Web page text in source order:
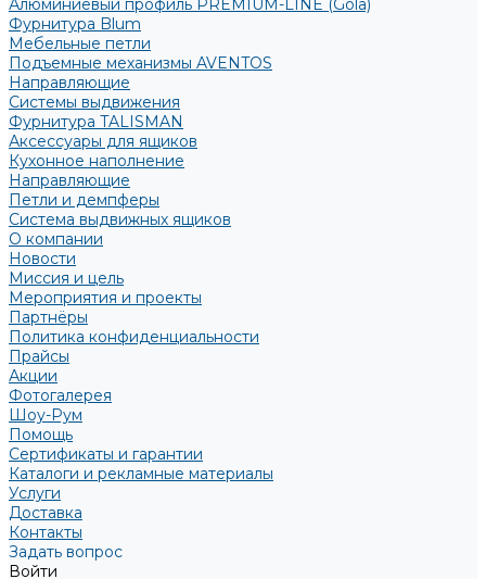
Алюминиевый профиль PREMIUM-LINE (Gola)
Фурнитура Blum
Мебельные петли
Подъемные механизмы AVENTOS
Направляющие
Системы выдвижения
Фурнитура TALISMAN
Аксессуары для ящиков
Кухонное наполнение
Направляющие
Петли и демпферы
Система выдвижных ящиков
О компании
Новости
Миссия и цель
Мероприятия и проекты
Партнёры
Политика конфиденциальности
Прайсы
Акции
Фотогалерея
Шоу-Рум
Помощь
Сертификаты и гарантии
Каталоги и рекламные материалы
Услуги
Доставка
Контакты
Задать вопрос
Войти